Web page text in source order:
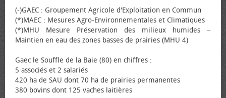
(-)GAEC : Groupement Agricole d'Exploitation en Commun
(*)MAEC : Mesures Agro-Environnementales et Climatiques
(*)MHU Mesure Préservation des milieux humides −
Maintien en eau des zones basses de prairies (MHU 4)
Gaec le Souffle de la Baie (80) en chiffres :
5 associés et 2 salariés
420 ha de SAU dont 70 ha de prairies permanentes
380 bovins dont 125 vaches laitières